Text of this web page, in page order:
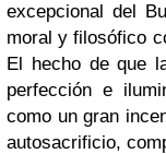
excepcional del
moral y filosófico
El hecho de que
perfección e
como un gran
autosacrificio,